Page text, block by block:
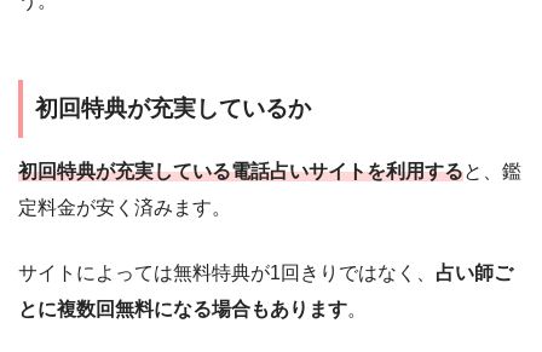
初回特典が充実しているか
初回特典が充実している電話占いサイトを利用すると、鑑
定料金が安く済みます。
サイトによっては無料特典が1回きりではなく、 占い師ご
とに複数回無料になる場合もあります。